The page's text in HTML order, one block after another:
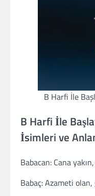
B Harfi İle
B Harfi İle
İsimleri ve
Babacan: Cana
Babaç: Azameti